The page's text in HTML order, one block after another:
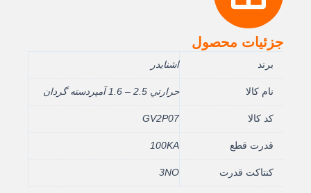
جزئیات محصول
اشنایدر
نام کالا حرارتي 2.5 – 1.6 آمپردسته گردان
کد کالا GV2P07
قدرت قطع 100KA
کنتاکت قدرت 3NO